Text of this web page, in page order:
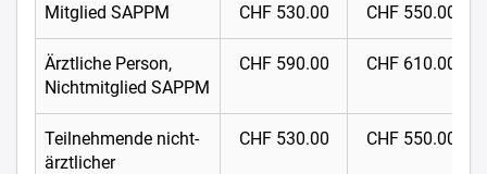
Mitglied SAPPM CHF 530.00 CHF 550.00
Ärztliche Person,
Nichtmitglied SAPPM
CHF 590.00 CHF 610.00
Teilnehmende nicht-
ärztlicher
CHF 530.00 CHF 550.00